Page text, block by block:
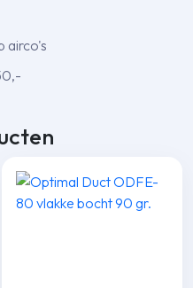
airco's